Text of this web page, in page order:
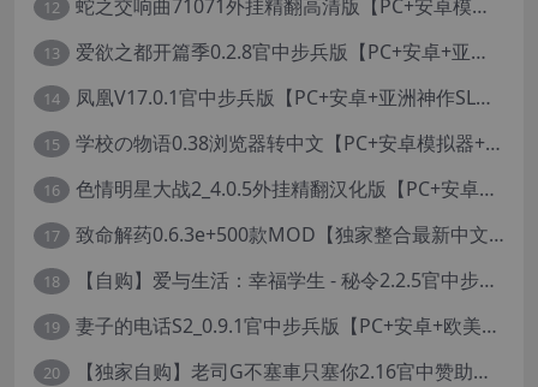
12 蛇之交响曲71071外挂精翻高清版【PC+安卓模拟器+神作RPG+全CG存档+作弊器】/纳迪亚四部曲之四/Symphony of the Serpent【11.3G】
13 爱欲之都开篇季0.2.8官中步兵版【PC+安卓+亚洲神作SLG+画廊全开】/City Lights Love Bites Season 0【21.7G】
14 凤凰V17.0.1官中步兵版【PC+安卓+亚洲神作SLG+高级赞助版+画廊全开】/Phoenixes【6.5G】
15 学校の物语0.38浏览器转中文【PC+安卓模拟器+亚洲风HTML/精品真人沙盒+存档】/学校物语/Gakko No Monogatari - School Story【37G】
16 色情明星大战2_4.0.5外挂精翻汉化版【PC+安卓模拟器+真人卡牌SLG/无码+作弊】/Pornstar Battle II【8.58G】
17 致命解药0.6.3e+500款MOD【独家整合最新中文MOD管理器+在线下载N网全部MOD】/The Killing Antidote Ver0.6.3d MOD Ver2026.2.4
18 【自购】爱与生活：幸福学生 - 秘令2.2.5官中步兵版【PC+安卓模拟器+日系养成SLG+全CG存档】/Love n Life: Happy Student【7.5G】
19 妻子的电话S2_0.9.1官中步兵版【PC+安卓+欧美真人SLG/NTR】/A Wife’s Phone S2【18.1G】
20 【独家自购】老司G不塞車只塞你2.16官中赞助版【PC+安卓模拟器+神作SLG/步兵+全CG存档】/Ride Me, Taxi Driver【3.76G】【会员专享】